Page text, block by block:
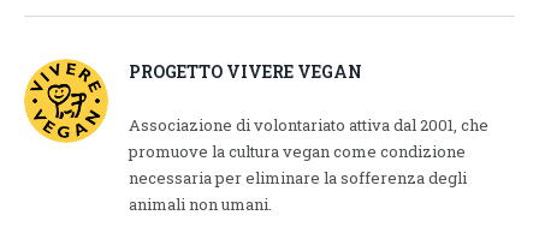
PROGETTO VIVERE VEGAN
Associazione di volontariato attiva dal 2001, che
promuove la cultura vegan come condizione
necessaria per eliminare la sofferenza degli
animali non umani.